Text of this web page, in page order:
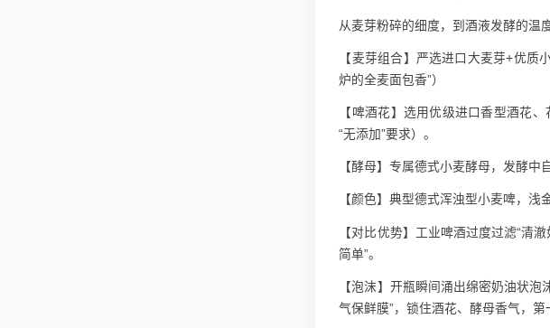
从麦芽粉碎的细度，到酒液发酵的温
【麦芽组合】严选进口大麦芽+优
炉的全麦面包香”）
【啤酒花】选用优级进口香型酒花
“无添加”要求）。
【酵母】专属德式小麦酵母，发酵中
【颜色】典型德式浑浊型小麦啤，浅
【对比优势】工业啤酒过度过滤“清澈
简单”。
【泡沫】开瓶瞬间涌出绵密奶油状
气保鲜膜”，锁住酒花、酵母香气，第